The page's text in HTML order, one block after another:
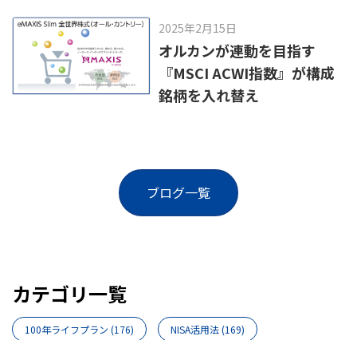
2025年2月15日
オルカンが連動を目指す
『MSCI ACWI指数』が構成
銘柄を入れ替え
ブログ一覧
カテゴリ一覧
100年ライフプラン (176) NISA活用法(169)